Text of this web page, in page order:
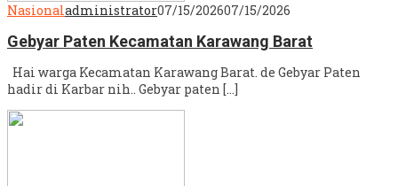
Nasionaladministrator07/15/202607/15/2026
Gebyar Paten Kecamatan Karawang Barat
Hai warga Kecamatan Karawang Barat. de Gebyar Paten
hadir di Karbar nih.. Gebyar paten […]